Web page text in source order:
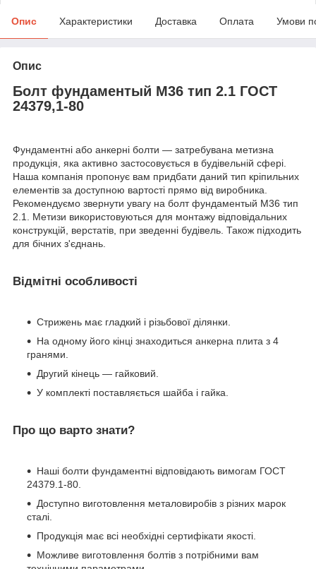
Опис Характеристики Доставка Оплата Умови
Опис
Болт фундаментый М36 тип 2.1 ГОСТ
24379,1-80
Фундаментні або анкерні болти — затребувана метизна
продукція, яка активно застосовується в будівельній сфері.
Наша компанія пропонує вам придбати даний тип кріпильних
елементів за доступною вартості прямо від виробника.
Рекомендуємо звернути увагу на болт фундаментый М36 тип
2.1. Метизи використовуються для монтажу відповідальних
конструкцій, верстатів, при зведенні будівель. Також підходить
для бічних з'єднань.
Відмітні особливості
Стрижень має гладкий і різьбової ділянки.
На одному його кінці знаходиться анкерна плита з 4
гранями.
Другий кінець — гайковий.
У комплекті поставляється шайба і гайка.
Про що варто знати?
Наші болти фундаментні відповідають вимогам ГОСТ
24379.1-80.
Доступно виготовлення металовиробів з різних марок
сталі.
Продукція має всі необхідні сертифікати якості.
Можливе виготовлення болтів з потрібними вам